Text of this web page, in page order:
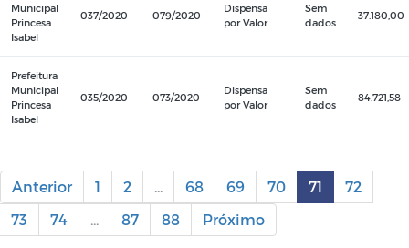
Municipal
Princesa
Isabel
037/2020 079/2020
Dispensa
por Valor
Sem
dados
37.180,00
Prefeitura
Municipal
Princesa
Isabel
035/2020 073/2020
Dispensa
por Valor
Sem
dados
84.721,58
Anterior 1 2 68 69 70 71
72
73
74 87 88 Próximo